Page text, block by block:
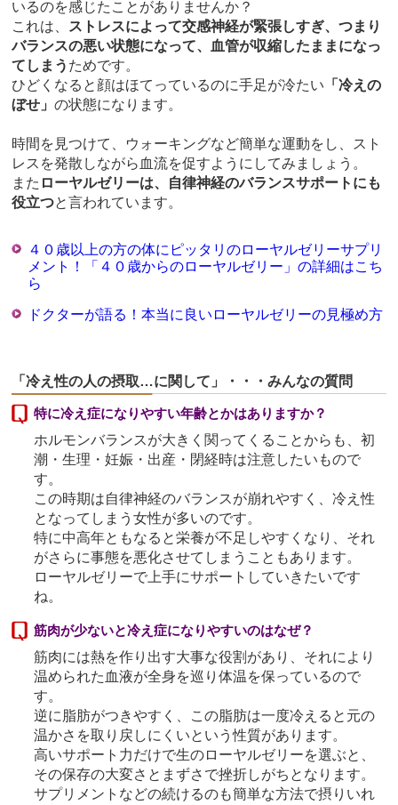
いるのを感じたことがありませんか？
これは、 ストレスによって交感神経が緊張しすぎ、つまり
バランスの悪い状態になって、血管が収縮したままになっ
てしまう ためです。
ひどくなると顔はほてっているのに手足が冷たい 「冷えの
ぼせ」の状態になります。
時間を見つけて、ウォーキングなど簡単な運動をし、スト
レスを発散しながら血流を促すようにしてみましょう。
また ローヤルゼリーは、自律神経のバランスサポートにも
役立つと言われています。
４０歳以上の方の体にピッタリのローヤルゼリーサプリ
メント！「４０歳からのローヤルゼリー」の詳細はこち
ら
ドクターが語る！本当に良いローヤルゼリーの見極め方
「冷え性の人の摂取…に関して」・・・みんなの質問
特に冷え症になりやすい年齢とかはありますか？
ホルモンバランスが大きく関ってくることからも、初
潮・生理・妊娠・出産・閉経時は注意したいもので
す。
この時期は自律神経のバランスが崩れやすく、冷え性
となってしまう女性が多いのです。
特に中高年ともなると栄養が不足しやすくなり、それ
がさらに事態を悪化させてしまうこともあります。
ローヤルゼリーで上手にサポートしていきたいです
ね。
筋肉が少ないと冷え症になりやすいのはなぜ？
筋肉には熱を作り出す大事な役割があり、それにより
温められた血液が全身を巡り体温を保っているので
す。
逆に脂肪がつきやすく、この脂肪は一度冷えると元の
温かさを取り戻しにくいという性質があります。
高いサポート力だけで生のローヤルゼリーを選ぶと、
その保存の大変さとまずさで挫折しがちとなります。
サプリメントなどの続けるのも簡単な方法で摂りいれ